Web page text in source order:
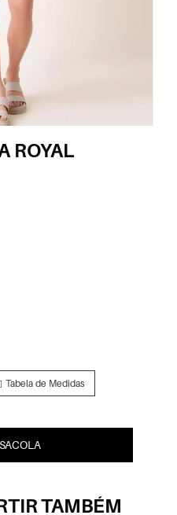
ROYAL
Tabela de Medidas
TAMBÉM